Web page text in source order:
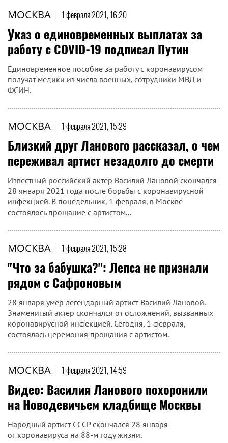
МОСКВА | 1 февраля 2021, 16:20
Указ о единовременных выплатах за
работу с COVID-19 подписал Путин
Единовременное пособие за работу с коронавирусом
получат медики из числа военных, сотрудники МВД и
ФСИН.
МОСКВА | 1 февраля 2021, 15:29
Близкий друг Ланового рассказал, о чем
переживал артист незадолго до смерти
Известный российский актер Василий Лановой скончался
28 января 2021 года после борьбы с коронавирусной
инфекцией. В понедельник, 1 февраля, в Москве
состоялось прощание с артистом...
МОСКВА | 1 февраля 2021, 15:28
"Что за бабушка?": Лепса не признали
рядом с Сафроновым
28 января умер легендарный артист Василий Лановой.
Знаменитый актер скончался от осложнений, вызванных
коронавирусной инфекцией. Сегодня, 1 февраля,
состоялась церемония прощания с артистом.
МОСКВА | 1 февраля 2021, 14:59
Видео: Василия Ланового похоронили
на Новодевичьем кладбище Москвы
Народный артист СССР скончался 28 января
от коронавируса на 88-м году жизни.